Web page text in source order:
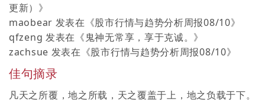
更新） 》
maobear 发表在《股市行情与趋势分析周报08/10》
qfzeng 发表在《鬼神无常享，享于克诚。 》
zachsue 发表在《股市行情与趋势分析周报08/10》
佳句摘录
凡天之所覆，地之所载，天之覆盖于上，地之负载于下。